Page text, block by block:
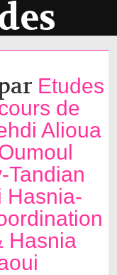
Etudes
de
Alioua
Tandian
Hasnia-
Hasnia